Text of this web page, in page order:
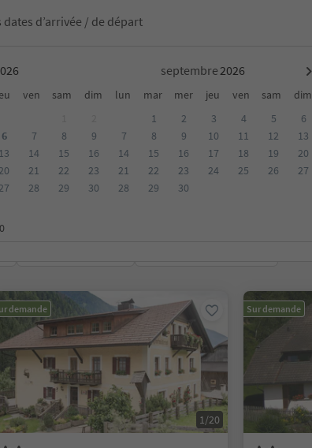
d’arrivée / de départ
septembre
ven sam dim lun mar mer jeu ven sam
dim
6 7 8
9
13 14 15
16
20 21 22
23
27 28 29
30
1 2 3 4 5
6
7
8 9 10 11 12
13
14
15 16 17 18 19
20
21
22 23 24 25 26
27
28
29 30
0
dans le
demande
1/20
Sur demande